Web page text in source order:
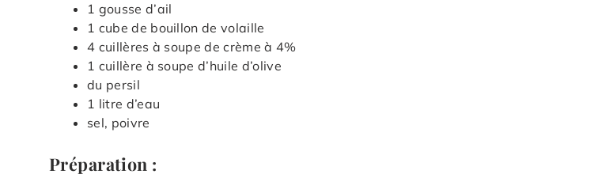
1 gousse d’ail
1 cube de bouillon de volaille
4 cuillères à soupe de crème à 4%
1 cuillère à soupe d’huile d’olive
du persil
1 litre d’eau
sel, poivre
Préparation :